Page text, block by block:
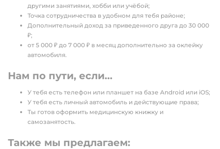
другими занятиями, хобби или учёбой;
Точка сотрудничества в удобном для тебя районе;
Дополнительный доход за приведенного друга до 30 000
₽;
от 5 000 ₽ до 7 000 ₽ в месяц дополнительно за оклейку
автомобиля.
Нам по пути, если…
У тебя есть телефон или планшет на базе Android или iOS;
У тебя есть личный автомобиль и действующие права;
Ты готов оформить медицинскую книжку и
самозанятость.
Также мы предлагаем: